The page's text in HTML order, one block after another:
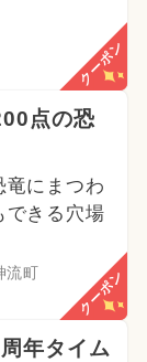
クーポン
点の恐
竜にまつわ
できる穴場
流町 クーポン
年タイム